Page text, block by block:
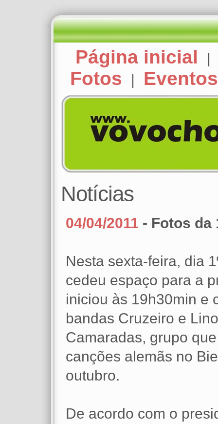
Página inicial |
Fotos | Eventos
Notícias
04/04/2011 - Fotos da
Nesta sexta-feira, dia
cedeu espaço para a
iniciou às 19h30min e
bandas Cruzeiro e
Camaradas, grupo
canções alemãs no
outubro.
De acordo com o